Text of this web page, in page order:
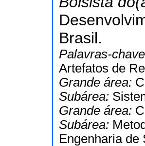
Brasil.
Palavras-
Artefatos de
Grande área:
Subárea:
Grande área:
Subárea:
Engenharia de